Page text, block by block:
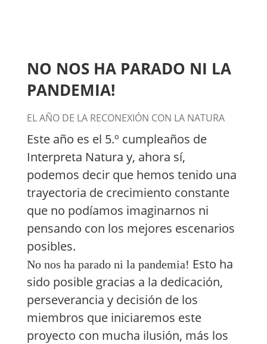
NO NOS HA PARADO NI LA
PANDEMIA!
EL AÑO DE LA RECONEXIÓN CON LA NATURA
Este año es el 5.º cumpleaños de
Interpreta Natura y, ahora sí,
podemos decir que hemos tenido una
trayectoria de crecimiento constante
que no podíamos imaginarnos ni
pensando con los mejores escenarios
posibles.
No nos ha parado ni la pandemia! Esto ha
sido posible gracias a la dedicación,
perseverancia y decisión de los
miembros que iniciaremos este
proyecto con mucha ilusión, más los